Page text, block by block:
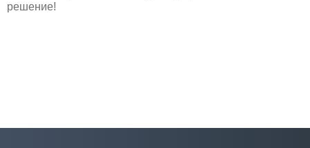
решение!